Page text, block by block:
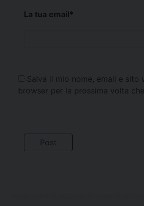
La tua email*
Salva il mio nome, email e sito
browser per la prossima volta